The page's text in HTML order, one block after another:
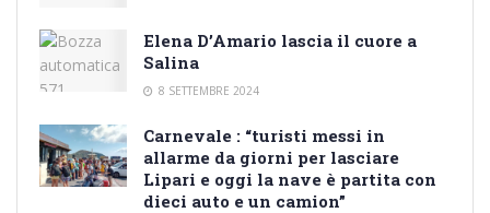
Elena D’Amario lascia il cuore a
Salina
8 SETTEMBRE 2024
Carnevale : “turisti messi in
allarme da giorni per lasciare
Lipari e oggi la nave è partita con
dieci auto e un camion”